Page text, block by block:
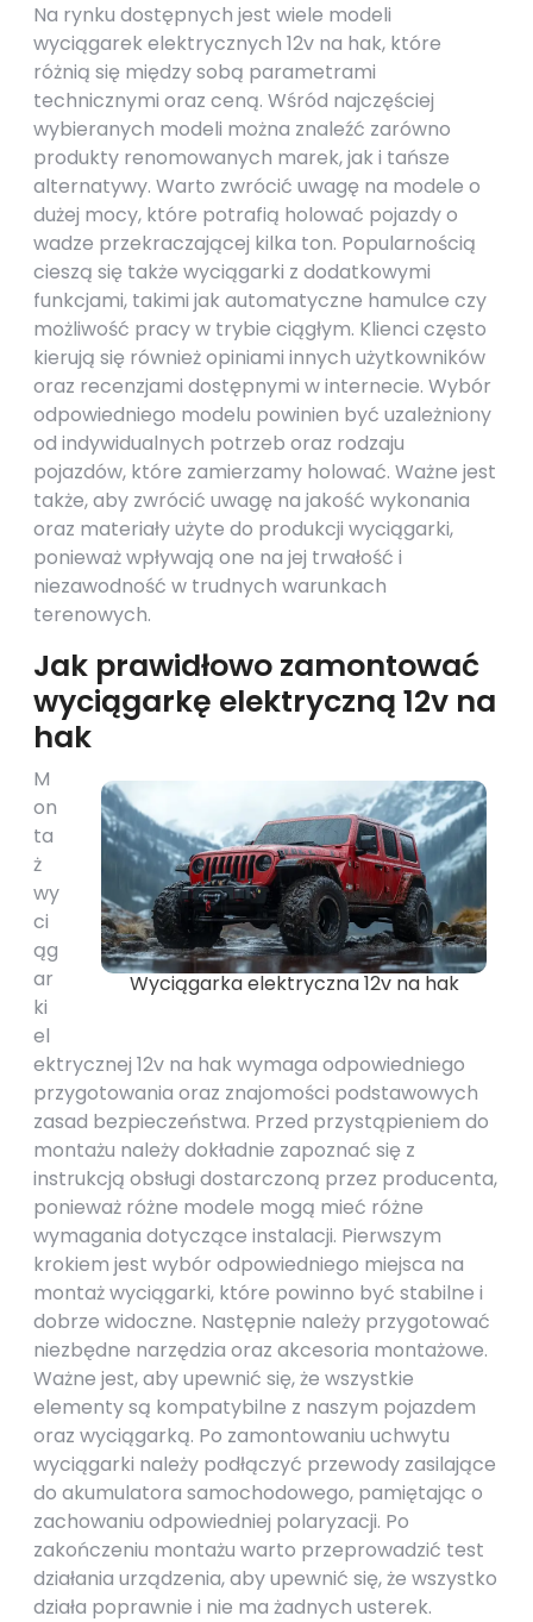
Na rynku dostępnych jest wiele modeli
wyciągarek elektrycznych 12v na hak, które
różnią się między sobą parametrami
technicznymi oraz ceną. Wśród najczęściej
wybieranych modeli można znaleźć zarówno
produkty renomowanych marek, jak i tańsze
alternatywy. Warto zwrócić uwagę na modele o
dużej mocy, które potrafią holować pojazdy o
wadze przekraczającej kilka ton. Popularnością
cieszą się także wyciągarki z dodatkowymi
funkcjami, takimi jak automatyczne hamulce czy
możliwość pracy w trybie ciągłym. Klienci często
kierują się również opiniami innych użytkowników
oraz recenzjami dostępnymi w internecie. Wybór
odpowiedniego modelu powinien być uzależniony
od indywidualnych potrzeb oraz rodzaju
pojazdów, które zamierzamy holować. Ważne jest
także, aby zwrócić uwagę na jakość wykonania
oraz materiały użyte do produkcji wyciągarki,
ponieważ wpływają one na jej trwałość i
niezawodność w trudnych warunkach
terenowych.
Jak prawidłowo zamontować
wyciągarkę elektryczną 12v na
hak
Wyciągarka elektryczna 12v na hak
M
on
ta
ż
wy
ci
ąg
ar
ki
el
ektrycznej 12v na hak wymaga odpowiedniego
przygotowania oraz znajomości podstawowych
zasad bezpieczeństwa. Przed przystąpieniem do
montażu należy dokładnie zapoznać się z
instrukcją obsługi dostarczoną przez producenta,
ponieważ różne modele mogą mieć różne
wymagania dotyczące instalacji. Pierwszym
krokiem jest wybór odpowiedniego miejsca na
montaż wyciągarki, które powinno być stabilne i
dobrze widoczne. Następnie należy przygotować
niezbędne narzędzia oraz akcesoria montażowe.
Ważne jest, aby upewnić się, że wszystkie
elementy są kompatybilne z naszym pojazdem
oraz wyciągarką. Po zamontowaniu uchwytu
wyciągarki należy podłączyć przewody zasilające
do akumulatora samochodowego, pamiętając o
zachowaniu odpowiedniej polaryzacji. Po
zakończeniu montażu warto przeprowadzić test
działania urządzenia, aby upewnić się, że wszystko
działa poprawnie i nie ma żadnych usterek.